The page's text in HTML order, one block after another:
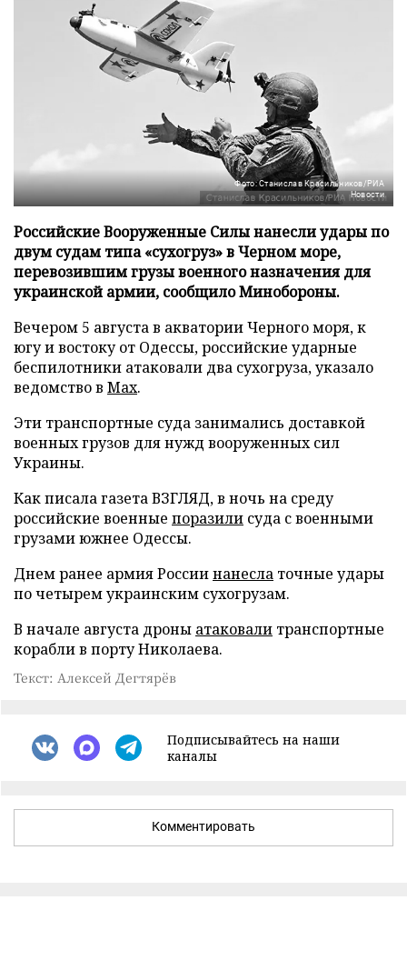
Фото: Станислав Красильников/РИА
Новости
Российские Вооруженные Силы нанесли удары по
двум судам типа «сухогруз» в Черном море,
перевозившим грузы военного назначения для
украинской армии, сообщило Минобороны.
Вечером 5 августа в акватории Черного моря, к
югу и востоку от Одессы, российские ударные
беспилотники атаковали два сухогруза, указало
ведомство в Max.
Эти транспортные суда занимались доставкой
военных грузов для нужд вооруженных сил
Украины.
Как писала газета ВЗГЛЯД, в ночь на среду
российские военные поразили суда с военными
грузами южнее Одессы.
Днем ранее армия Россиинанесла точные удары
по четырем украинским сухогрузам.
В начале августа дроны атаковали транспортные
корабли в порту Николаева.
Текст: Алексей Дегтярёв
Подписывайтесь на наши
каналы
Комментировать